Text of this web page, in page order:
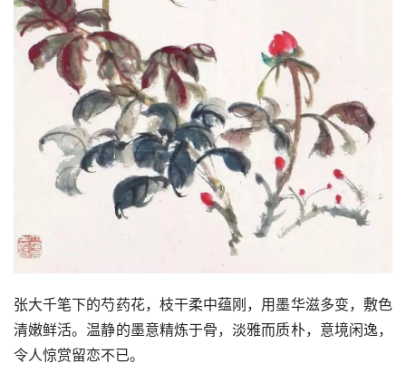
张大千笔下的芍药花，枝干柔中蕴刚，用墨华滋多变，敷色
清嫩鲜活。温静的墨意精炼于骨，淡雅而质朴，意境闲逸，
令人惊赏留恋不已。